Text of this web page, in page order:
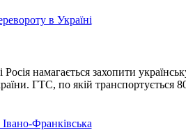
в Україні
Росія намагається захопити
ГТС, по якій транспортується
Франківська